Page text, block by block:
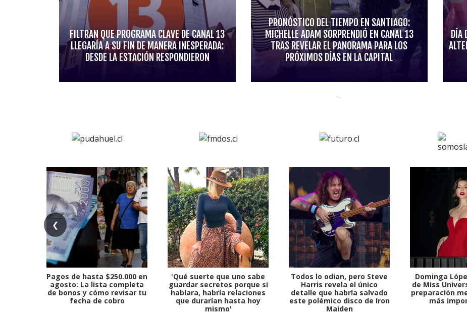
FILTRAN QUE PROGRAMA CLAVE DE CANAL 13
LLEGARÍA A SU FIN DE MANERA INESPERADA:
DESDE LA ESTACIÓN RESPONDIERON
PRONÓSTICO DEL TIEMPO EN SANTIAGO:
MICHELLE ADAM SORPRENDIÓ EN CANAL 13
TRAS REVELAR EL PANORAMA PARA LOS
PRÓXIMOS DÍAS EN LA CAPITAL
DÍA
❮
Pagos de hasta $250.000 en
agosto: La lista completa
de bonos y cómo revisar tu
fecha de cobro
'Qué suerte que uno sabe
guardar secretos porque si
hablara, habría relaciones
que durarían hasta hoy
mismo'
Todos lo odian, pero Steve
Harris revela el único
detalle que habría salvado
este polémico disco de Iron
Maiden
Dominga
de Miss
preparación
más
1997 — 2026
© PRISA MEDIA CORP SPA.
Producción musical Cadena Ser, España 2026.
CONTACTO COMERCIAL